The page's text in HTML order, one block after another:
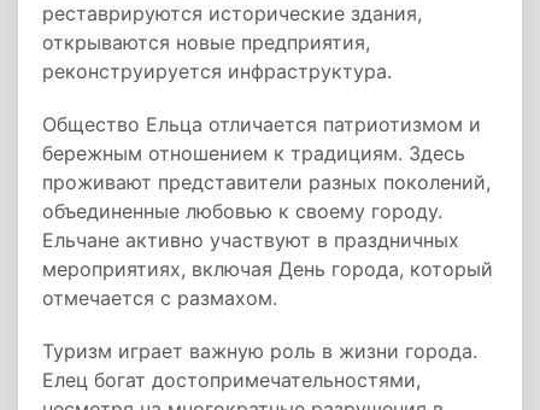
реставрируются исторические здания,
открываются новые предприятия,
реконструируется инфраструктура.
Общество Ельца отличается патриотизмом и
бережным отношением к традициям. Здесь
проживают представители разных поколений,
объединенные любовью к своему городу.
Ельчане активно участвуют в праздничных
мероприятиях, включая День города, который
отмечается с размахом.
Туризм играет важную роль в жизни города.
Елец богат достопримечательностями,